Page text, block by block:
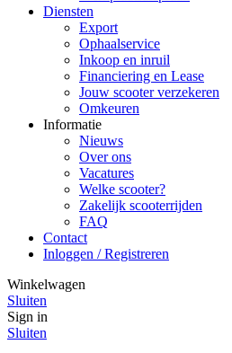
Diensten
Export
Ophaalservice
Inkoop en inruil
Financiering en Lease
Jouw scooter verzekeren
Omkeuren
Informatie
Nieuws
Over ons
Vacatures
Welke scooter?
Zakelijk scooterrijden
FAQ
Contact
Inloggen / Registreren
Winkelwagen
Sluiten
Sign in
Sluiten